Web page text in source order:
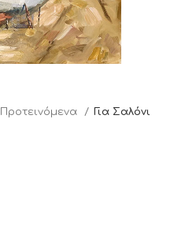
Προτεινόμενα Για Σαλόνι